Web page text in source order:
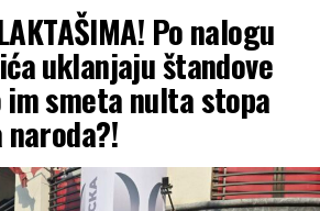
Po nalogu
uklanjaju štandove
im smeta nulta stopa
naroda?!